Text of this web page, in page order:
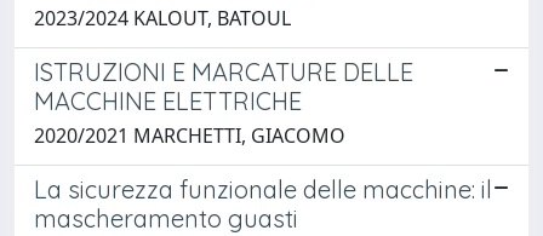
2023/2024 KALOUT, BATOUL
ISTRUZIONI E MARCATURE DELLE
MACCHINE ELETTRICHE
2020/2021 MARCHETTI, GIACOMO
La sicurezza funzionale delle macchine: il
mascheramento guasti